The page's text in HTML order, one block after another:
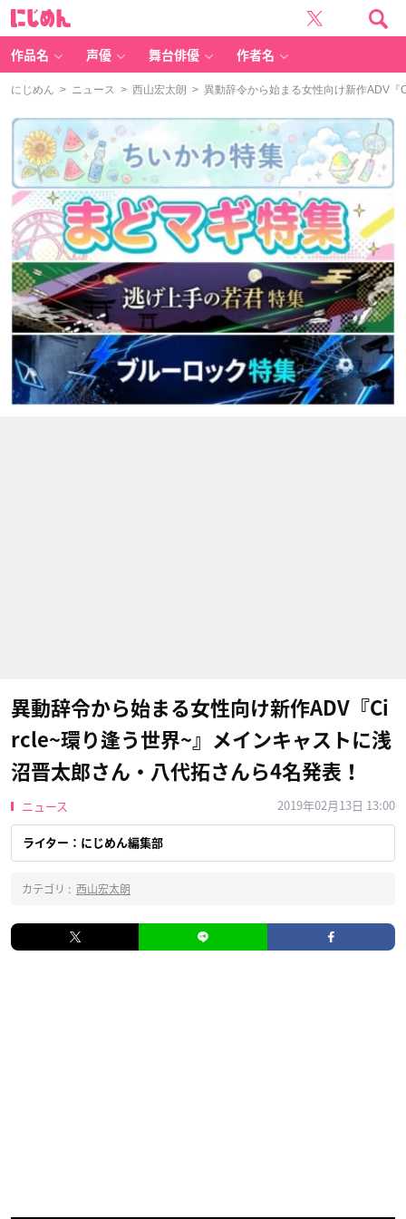
作品名 声優 舞台俳優 作者名
にじめん > ニュース > 西山宏太朗 > 異動辞令から始まる女性向け新作ADV
異動辞令から始まる女性向け新作ADV『Ci
rcle~環り逢う世界~』メインキャストに浅
沼晋太郎さん・八代拓さんら4名発表！
ニュース 2019年02月13日 13:00
ライター：にじめん編集部
カテゴリ : 西山宏太朗